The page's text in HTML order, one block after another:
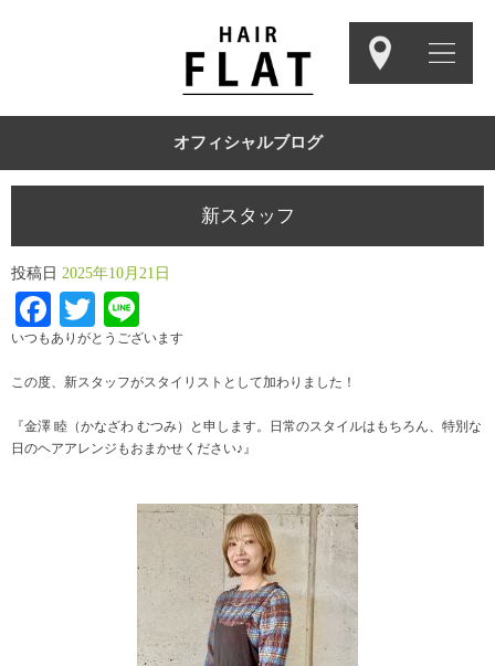
オフィシャルブログ
新スタッフ
投稿日 2025年10月21日
Facebook
Twitter
いつもありがとうございます
この度、新スタッフがスタイリストとして加わりました！
『金澤 睦（かなざわ むつみ）と申します。日常のスタイルはもちろん、特別な
日のヘアアレンジもおまかせください♪』